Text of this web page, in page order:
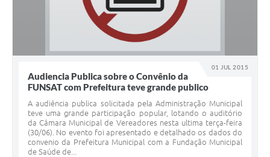
01 JUL 2015
Audiencia Publica sobre o Convênio da
FUNSAT com Prefeitura teve grande publico
A audiência publica solicitada pela Administração Municipal
teve uma grande participação popular, lotando o auditório
da Câmara Municipal de Vereadores nesta ultima terça-feira
(30/06). No evento foi apresentado e detalhado os dados do
convenio da Prefeitura Municipal com a Fundação Municipal
de Saúde de...